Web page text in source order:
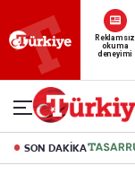
Reklamsız
okuma
deneyimi
SON DAKİKA